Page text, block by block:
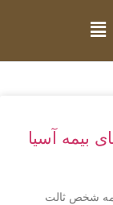
بیمه آسیا
شخص ثالت